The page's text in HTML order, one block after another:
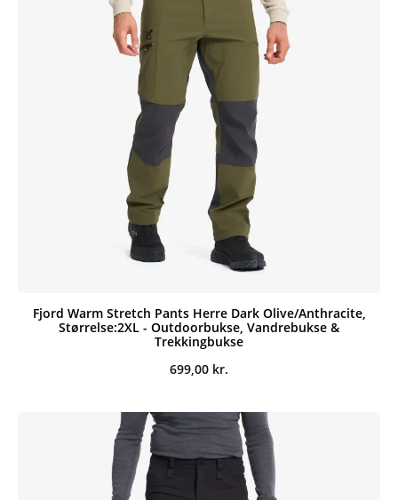
Fjord Warm Stretch Pants Herre Dark Olive/Anthracite,
Størrelse:2XL - Outdoorbukse, Vandrebukse &
Trekkingbukse
699,00 kr.